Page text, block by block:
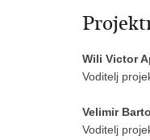
Wili Victor
Voditelj
Velimir
Voditelj